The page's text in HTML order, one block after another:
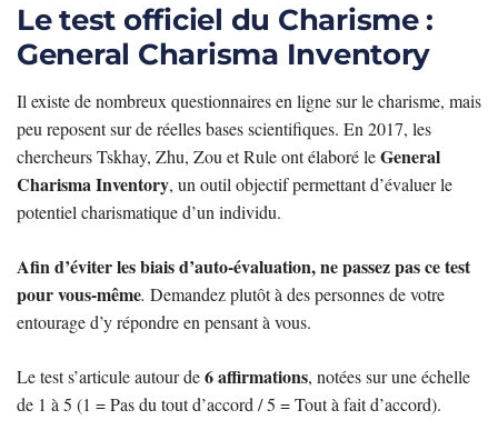
Le test officiel du Charisme :
General Charisma Inventory
Il existe de nombreux questionnaires en ligne sur le charisme, mais
peu reposent sur de réelles bases scientifiques. En 2017, les
chercheurs Tskhay, Zhu, Zou et Rule ont élaboré leGeneral
Charisma Inventory, un outil objectif permettant d’évaluer le
potentiel charismatique d’un individu.
Afin d’éviter les biais d’auto-évaluation, ne passez pas ce test
pour vous-même. Demandez plutôt à des personnes de votre
entourage d’y répondre en pensant à vous.
Le test s’articule autour de6 affirmations, notées sur une échelle
de 1 à 5 (1 = Pas du tout d’accord / 5 = Tout à fait d’accord).